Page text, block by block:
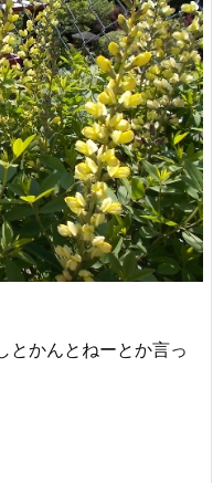
とかんとねーとか言っ